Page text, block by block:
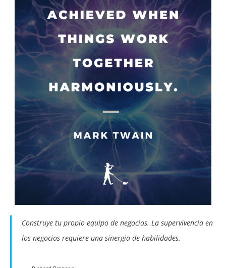
Construye tu propio equipo de negocios. La supervivencia en
los negocios requiere una sinergia de habilidades.